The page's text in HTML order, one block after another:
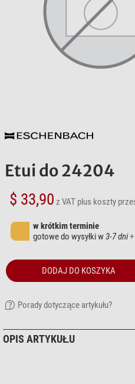
Etui do 24204
$ 33,90 z VAT plus koszty
w krótkim terminie
gotowe do wysyłki w3-7 dni
DODAJ DO KOSZYKA
Porady dotyczące artykułu?
OPIS ARTYKUŁU